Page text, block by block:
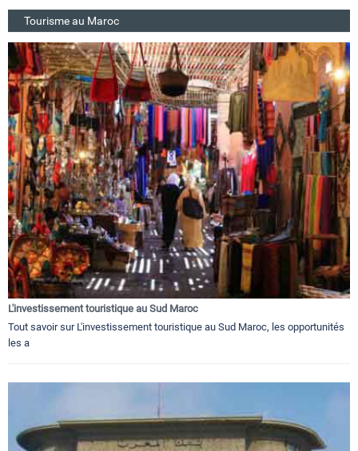
Tourisme au Maroc
L'investissement touristique au Sud Maroc
Tout savoir sur L'investissement touristique au Sud Maroc, les opportunités
les a